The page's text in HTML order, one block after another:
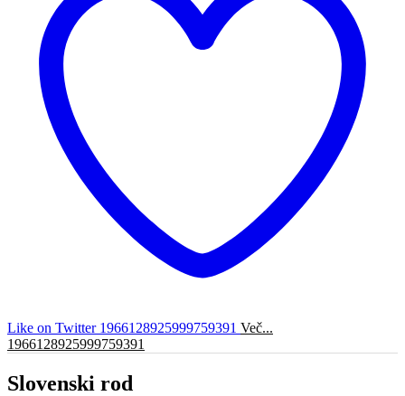
Like on Twitter 1966128925999759391 Več...
1966128925999759391
Slovenski rod